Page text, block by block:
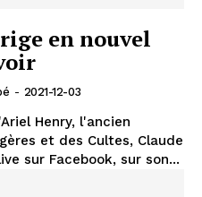
en nouvel
- 2021-12-03
Henry, l'ancien
et des Cultes, Claude
sur Facebook, sur son...